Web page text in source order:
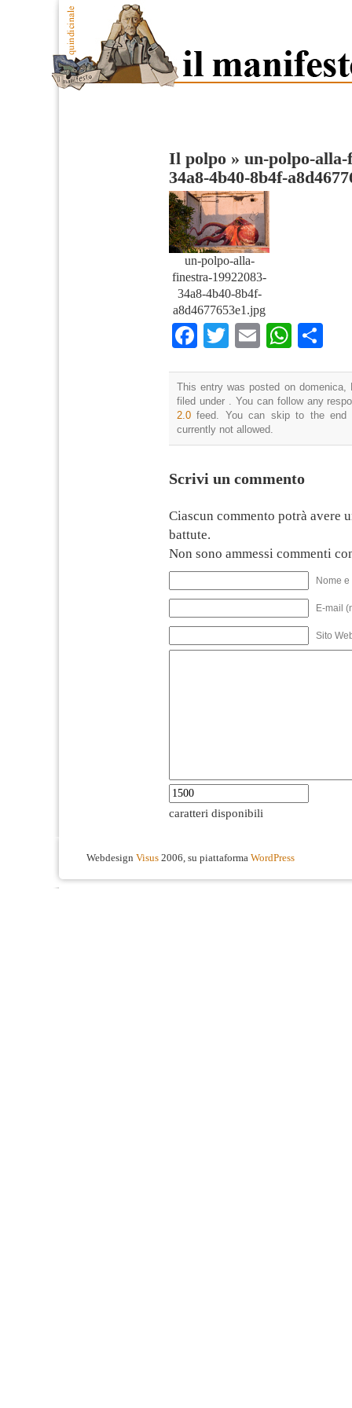
Il polpo » un-polpo-alla-
34a8-4b40-8b4f-
un-polpo-alla-
finestra-19922083-
34a8-4b40-8b4f-
a8d4677653e1.jpg
Facebook
TwitterEmail
This entry was posted on
filed under . You can follow any
2.0 feed. You can skip to the end
currently not allowed.
Scrivi un commento
Ciascun commento potrà avere
battute.
Non sono ammessi commenti
Nome
E-mail
Sito
caratteri disponibili
Webdesign Visus 2006, su piattaforma WordPress